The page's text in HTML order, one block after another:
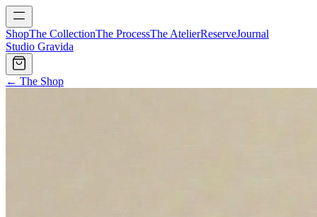
ShopThe CollectionThe ProcessThe AtelierReserveJournal
Studio Gravida
← The Shop